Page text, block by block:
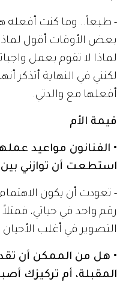
- طبعاً.. وما كنت أفعله
بعض الأوقات أقول
لماذا لا تقوم بعمل
لكنني في النهاية أتذكر
أفعلها مع والدتي.
قيمة الأم
• الفنانون مواعيد
استطعت أن توازني
- تعودت أن يكون
رقم واحد في حياتي،
التصوير في أغلب
• هل من الممكن أن
المقبلة، أم تركيزك